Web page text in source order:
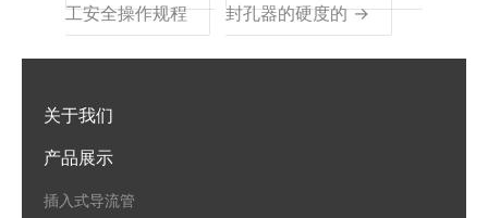
工安全操作规程
封孔器的硬度的 →
关于我们
产品展示
插入式导流管